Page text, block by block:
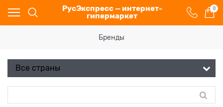
РусЭкспресс — интернет-
гипермаркет
0
Бренды